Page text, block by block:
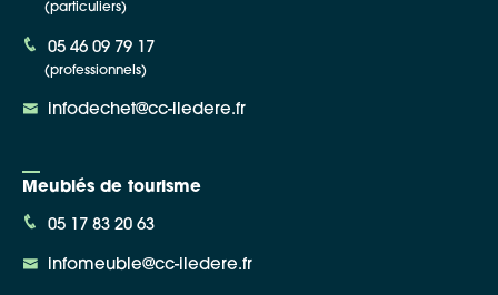
(particuliers)
05 46 09 79 17
(professionnels)
infodechet@cc-iledere.fr
Meublés de tourisme
05 17 83 20 63
infomeuble@cc-iledere.fr